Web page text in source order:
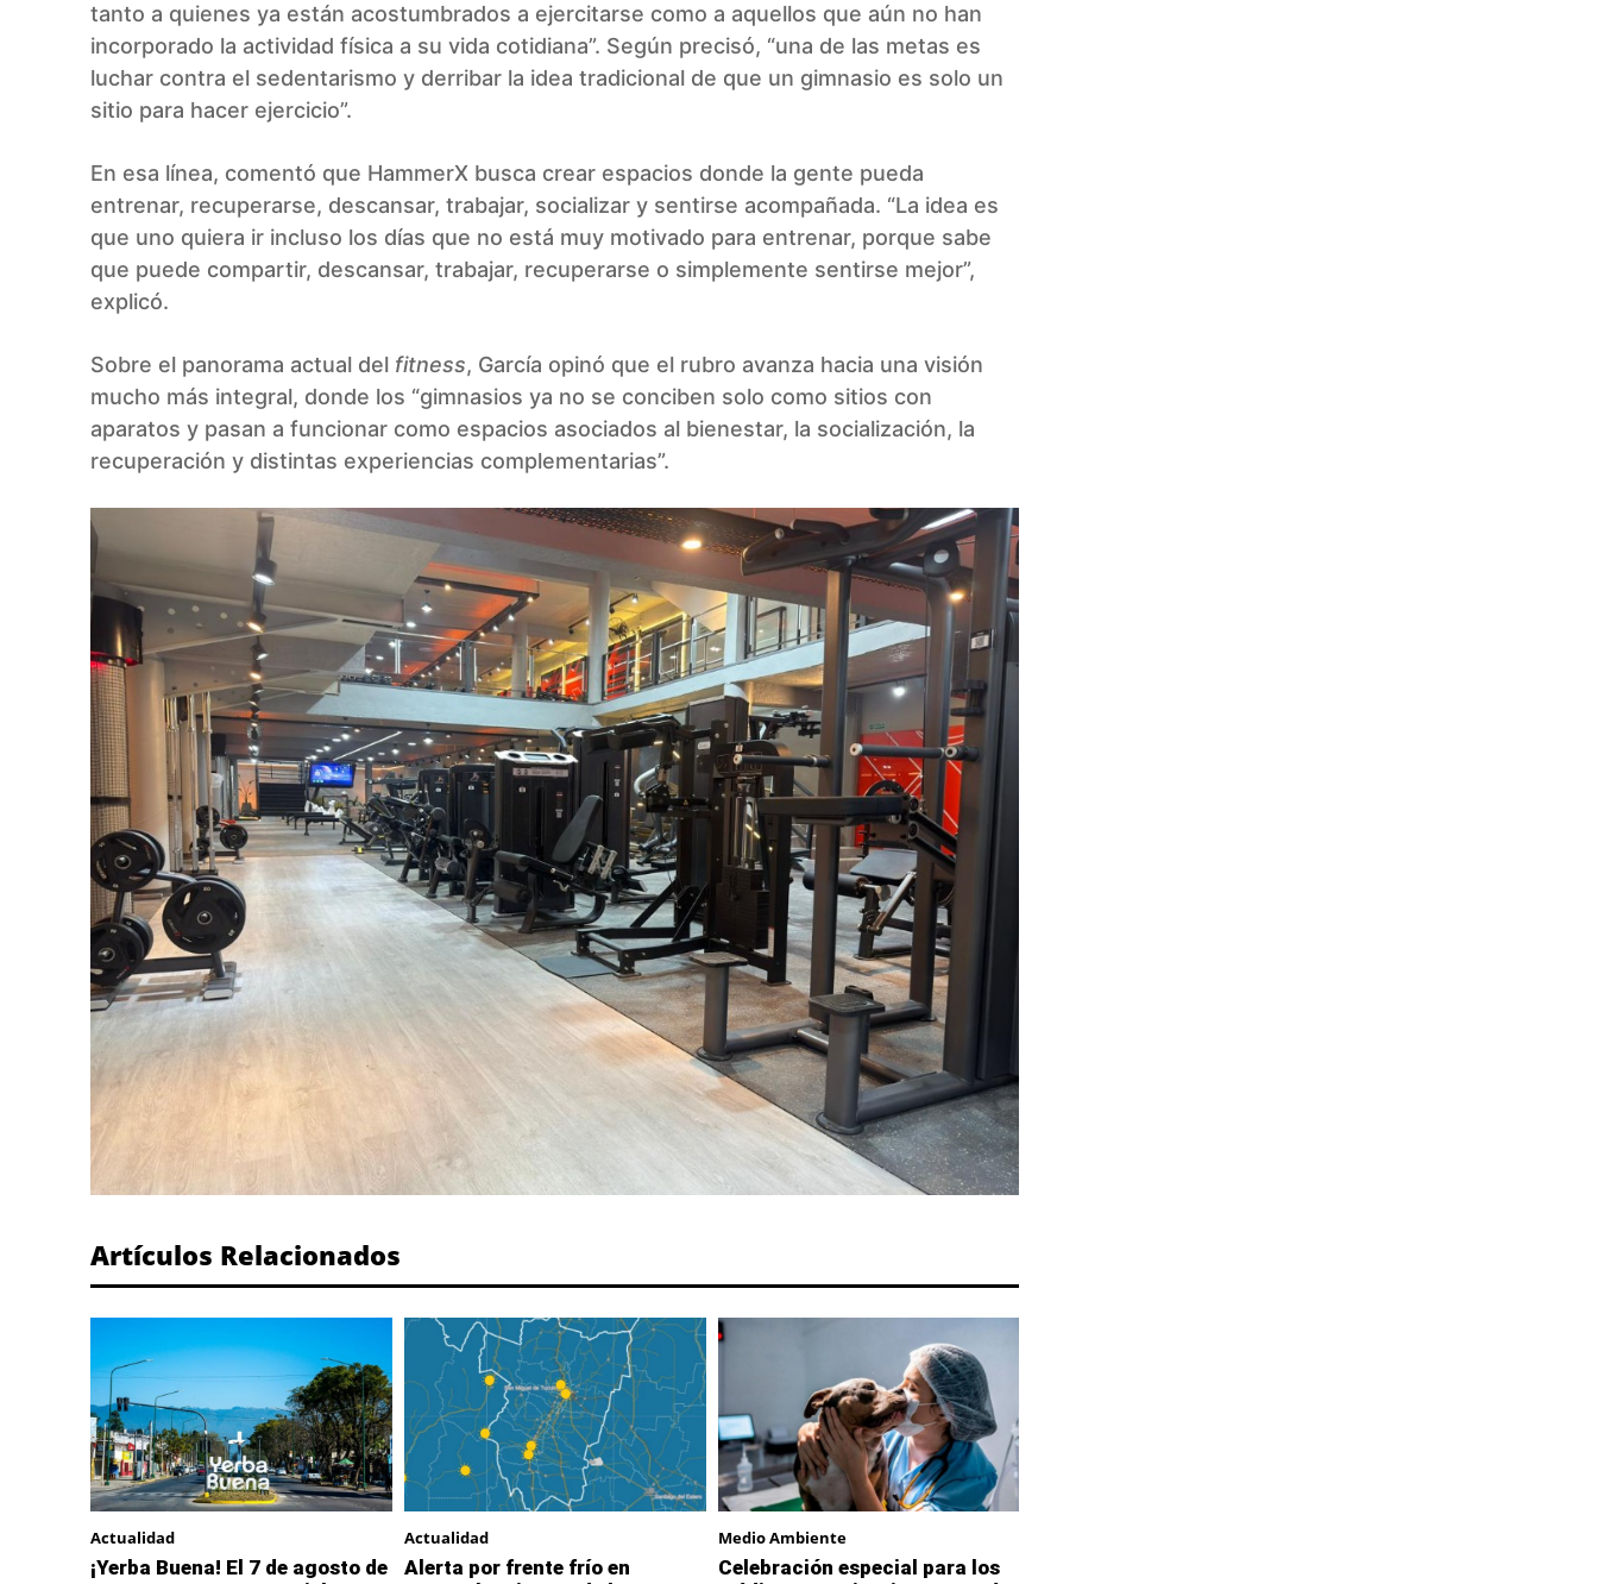
tanto a quienes ya están acostumbrados a ejercitarse como a aquellos que aún no han
incorporado la actividad física a su vida cotidiana”. Según precisó, “una de las metas es
luchar contra el sedentarismo y derribar la idea tradicional de que un gimnasio es solo un
sitio para hacer ejercicio”.
En esa línea, comentó que HammerX busca crear espacios donde la gente pueda
entrenar, recuperarse, descansar, trabajar, socializar y sentirse acompañada. “La idea es
que uno quiera ir incluso los días que no está muy motivado para entrenar, porque sabe
que puede compartir, descansar, trabajar, recuperarse o simplemente sentirse mejor”,
explicó.
Sobre el panorama actual del fitness, García opinó que el rubro avanza hacia una visión
mucho más integral, donde los “gimnasios ya no se conciben solo como sitios con
aparatos y pasan a funcionar como espacios asociados al bienestar, la socialización, la
recuperación y distintas experiencias complementarias”.
Artículos Relacionados
Actualidad
¡Yerba Buena! El 7 de agosto de
Actualidad
Alerta por frente frío en
Medio Ambiente
Celebración especial para los